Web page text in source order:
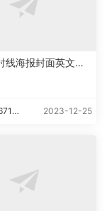
线海报封面英文字
2023-12-25